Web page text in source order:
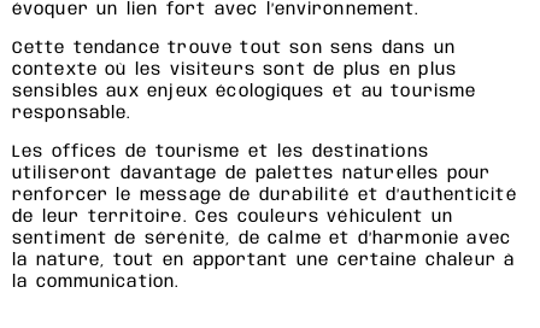
évoquer un lien fort avec l’environnement.
Cette tendance trouve tout son sens dans un
contexte où les visiteurs sont de plus en plus
sensibles aux enjeux écologiques et au tourisme
responsable.
Les offices de tourisme et les destinations
utiliseront davantage de palettes naturelles pour
renforcer le message de durabilité et d’authenticité
de leur territoire. Ces couleurs véhiculent un
sentiment de sérénité, de calme et d’harmonie avec
la nature, tout en apportant une certaine chaleur à
la communication.